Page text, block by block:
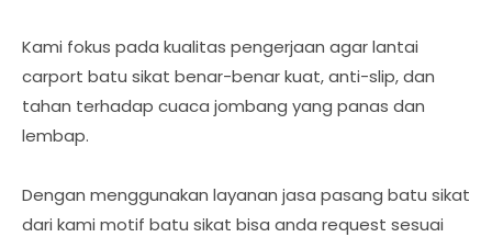
Kami fokus pada kualitas pengerjaan agar lantai
carport batu sikat benar-benar kuat, anti-slip, dan
tahan terhadap cuaca jombang yang panas dan
lembap.
Dengan menggunakan layanan jasa pasang batu sikat
dari kami motif batu sikat bisa anda request sesuai